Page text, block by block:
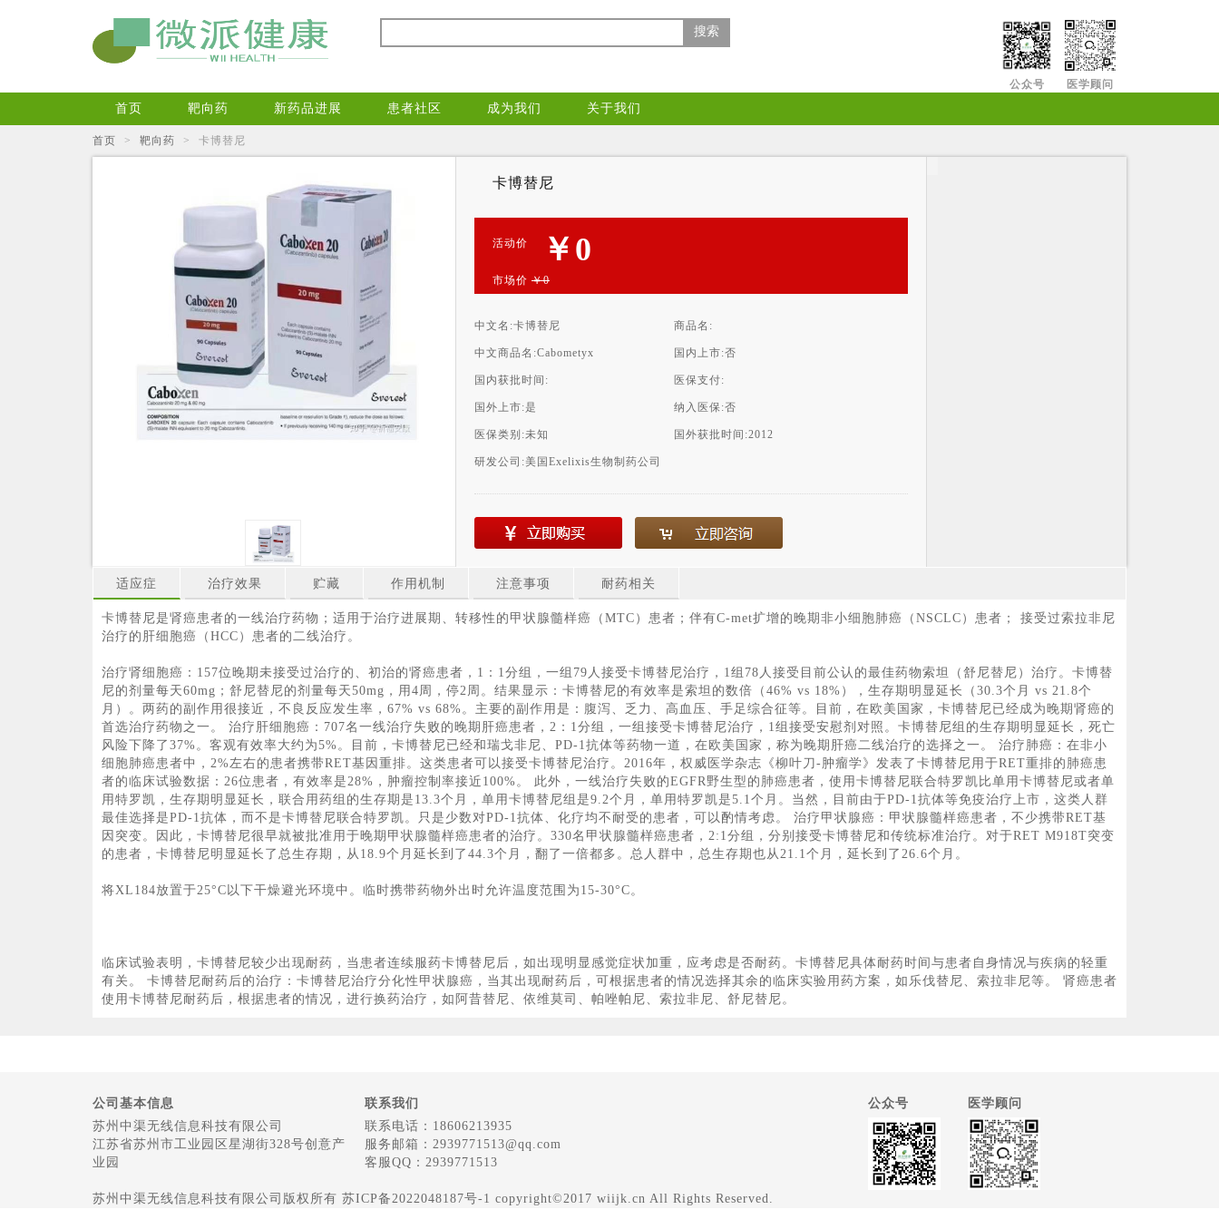
搜索
公众号 医学顾问
首页 靶向药 新药品进展 患者社区 成为我们 关于我们
首页 > 靶向药 > 卡博替尼
卡博替尼
活动价 ￥0
市场价 ￥0
中文名:卡博替尼 商品名:
中文商品名:Cabometyx 国内上市:否
国内获批时间: 医保支付:
国外上市:是 纳入医保:否
医保类别:未知 国外获批时间:2012
研发公司:美国Exelixis生物制药公司
适应症 治疗效果 贮藏 作用机制 注意事项 耐药相关
卡博替尼是肾癌患者的一线治疗药物；适用于治疗进展期、转移性的甲状腺髓样癌（MTC）患者；伴有C-met扩增的晚期非小细胞肺癌（NSCLC）患者； 接受过索拉非尼
治疗的肝细胞癌（HCC）患者的二线治疗。
治疗肾细胞癌：157位晚期未接受过治疗的、初治的肾癌患者，1：1分组，一组79人接受卡博替尼治疗，1组78人接受目前公认的最佳药物索坦（舒尼替尼）治疗。卡博替
尼的剂量每天60mg；舒尼替尼的剂量每天50mg，用4周，停2周。结果显示：卡博替尼的有效率是索坦的数倍（46% vs 18%），生存期明显延长（30.3个月 vs 21.8个
月）。两药的副作用很接近，不良反应发生率，67% vs 68%。主要的副作用是：腹泻、乏力、高血压、手足综合征等。目前，在欧美国家，卡博替尼已经成为晚期肾癌的
首选治疗药物之一。 治疗肝细胞癌：707名一线治疗失败的晚期肝癌患者，2：1分组，一组接受卡博替尼治疗，1组接受安慰剂对照。卡博替尼组的生存期明显延长，死亡
风险下降了37%。客观有效率大约为5%。目前，卡博替尼已经和瑞戈非尼、PD-1抗体等药物一道，在欧美国家，称为晚期肝癌二线治疗的选择之一。 治疗肺癌：在非小
细胞肺癌患者中，2%左右的患者携带RET基因重排。这类患者可以接受卡博替尼治疗。2016年，权威医学杂志《柳叶刀-肿瘤学》发表了卡博替尼用于RET重排的肺癌患
者的临床试验数据：26位患者，有效率是28%，肿瘤控制率接近100%。 此外，一线治疗失败的EGFR野生型的肺癌患者，使用卡博替尼联合特罗凯比单用卡博替尼或者单
用特罗凯，生存期明显延长，联合用药组的生存期是13.3个月，单用卡博替尼组是9.2个月，单用特罗凯是5.1个月。当然，目前由于PD-1抗体等免疫治疗上市，这类人群
最佳选择是PD-1抗体，而不是卡博替尼联合特罗凯。只是少数对PD-1抗体、化疗均不耐受的患者，可以酌情考虑。 治疗甲状腺癌：甲状腺髓样癌患者，不少携带RET基
因突变。因此，卡博替尼很早就被批准用于晚期甲状腺髓样癌患者的治疗。330名甲状腺髓样癌患者，2:1分组，分别接受卡博替尼和传统标准治疗。对于RET M918T突变
的患者，卡博替尼明显延长了总生存期，从18.9个月延长到了44.3个月，翻了一倍都多。总人群中，总生存期也从21.1个月，延长到了26.6个月。
将XL184放置于25°C以下干燥避光环境中。临时携带药物外出时允许温度范围为15-30°C。
临床试验表明，卡博替尼较少出现耐药，当患者连续服药卡博替尼后，如出现明显感觉症状加重，应考虑是否耐药。卡博替尼具体耐药时间与患者自身情况与疾病的轻重
有关。 卡博替尼耐药后的治疗：卡博替尼治疗分化性甲状腺癌，当其出现耐药后，可根据患者的情况选择其余的临床实验用药方案，如乐伐替尼、索拉非尼等。 肾癌患者
使用卡博替尼耐药后，根据患者的情况，进行换药治疗，如阿昔替尼、依维莫司、帕唑帕尼、索拉非尼、舒尼替尼。
公司基本信息
苏州中渠无线信息科技有限公司
江苏省苏州市工业园区星湖街328号创意产
业园
联系我们
联系电话：18606213935
服务邮箱：2939771513@qq.com
客服QQ：2939771513
公众号 医学顾问
苏州中渠无线信息科技有限公司版权所有 苏ICP备2022048187号-1 copyright©2017 wiijk.cn All Rights Reserved.